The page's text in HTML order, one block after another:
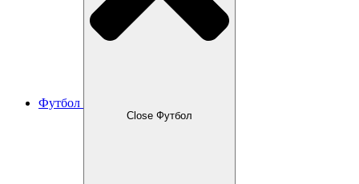
Футбол
Close Футбол